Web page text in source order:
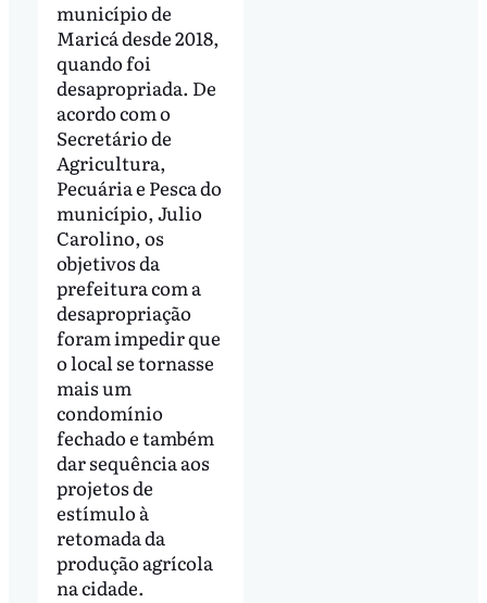
município de
Maricá desde 2018,
quando foi
desapropriada. De
acordo com o
Secretário de
Agricultura,
Pecuária e Pesca do
município, Julio
Carolino, os
objetivos da
prefeitura com a
desapropriação
foram impedir que
o local se tornasse
mais um
condomínio
fechado e também
dar sequência aos
projetos de
estímulo à
retomada da
produção agrícola
na cidade.